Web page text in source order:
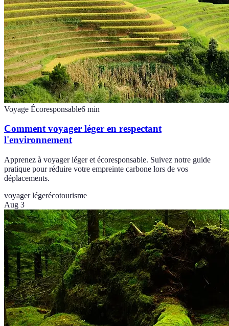
Voyage Écoresponsable6 min
Comment voyager léger en respectant
l'environnement
Apprenez à voyager léger et écoresponsable. Suivez notre guide
pratique pour réduire votre empreinte carbone lors de vos
déplacements.
voyager légerécotourisme
Aug 3